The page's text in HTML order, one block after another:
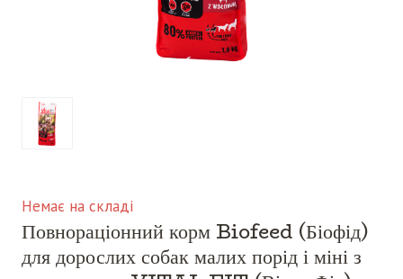
Немає на складі
Повнораціонний корм Biofeed (Біофід)
для дорослих собак малих порід і міні з